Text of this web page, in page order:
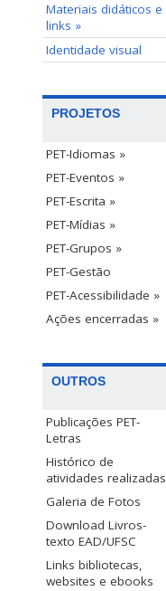
Materiais didáticos e
links »
Identidade visual
PROJETOS
PET-Idiomas »
PET-Eventos »
PET-Escrita »
PET-Mídias »
PET-Grupos »
PET-Gestão
PET-Acessibilidade »
Ações encerradas »
OUTROS
Publicações PET-
Letras
Histórico de
atividades realizadas
Galeria de Fotos
Download Livros-
texto EAD/UFSC
Links bibliotecas,
websites e ebooks